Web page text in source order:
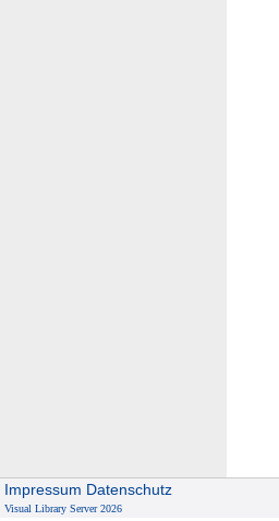
Impressum Datenschutz
Visual Library Server 2026